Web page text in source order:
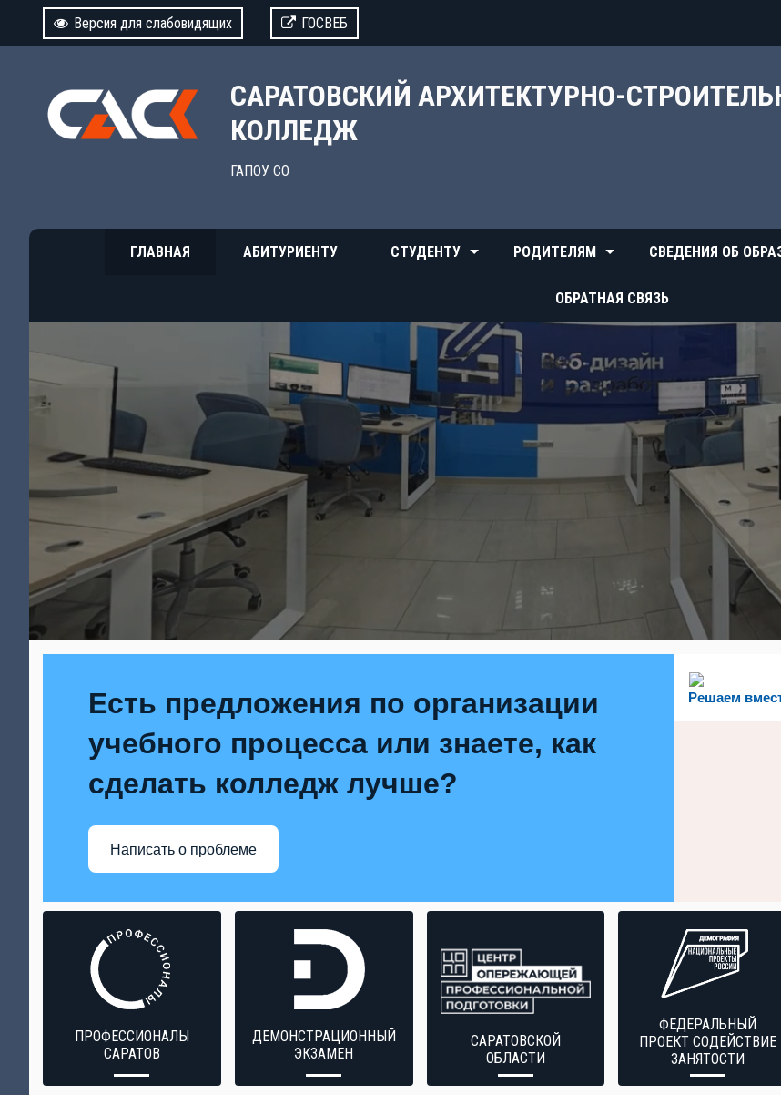
Версия для слабовидящих ГОСВЕБ
САРАТОВСКИЙ АРХИТЕКТУРНО-
КОЛЛЕДЖ
ГАПОУ СО
ГЛАВНАЯ АБИТУРИЕНТУ СТУДЕНТУ РОДИТЕЛЯМ СВЕДЕНИЯ ОБ
ОБРАТНАЯ СВЯЗЬ
Решаем
Есть предложения по организации
учебного процесса или знаете, как
сделать колледж лучше?
Написать о проблеме
ПРОФЕССИОНАЛЫ
САРАТОВ
ДЕМОНСТРАЦИОННЫЙ
ЭКЗАМЕН
САРАТОВСКОЙ
ОБЛАСТИ
ФЕДЕРАЛЬНЫЙ
ПРОЕКТ СОДЕЙСТВИЕ
ЗАНЯТОСТИ